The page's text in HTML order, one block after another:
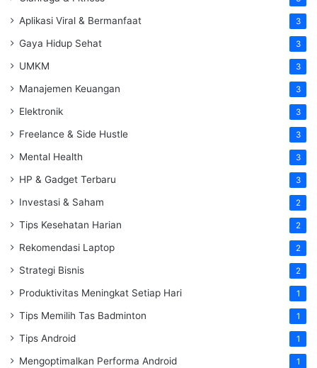
Aplikasi Viral & Bermanfaat 3
Gaya Hidup Sehat 3
UMKM 3
Manajemen Keuangan 3
Elektronik 3
Freelance & Side Hustle 3
Mental Health 3
HP & Gadget Terbaru 3
Investasi & Saham 2
Tips Kesehatan Harian 2
Rekomendasi Laptop 2
Strategi Bisnis 2
Produktivitas Meningkat Setiap Hari 1
Tips Memilih Tas Badminton 1
Tips Android 1
Mengoptimalkan Performa Android 1